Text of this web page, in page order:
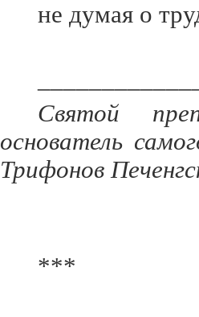
не думая о
Святой
основатель
Трифонов
***